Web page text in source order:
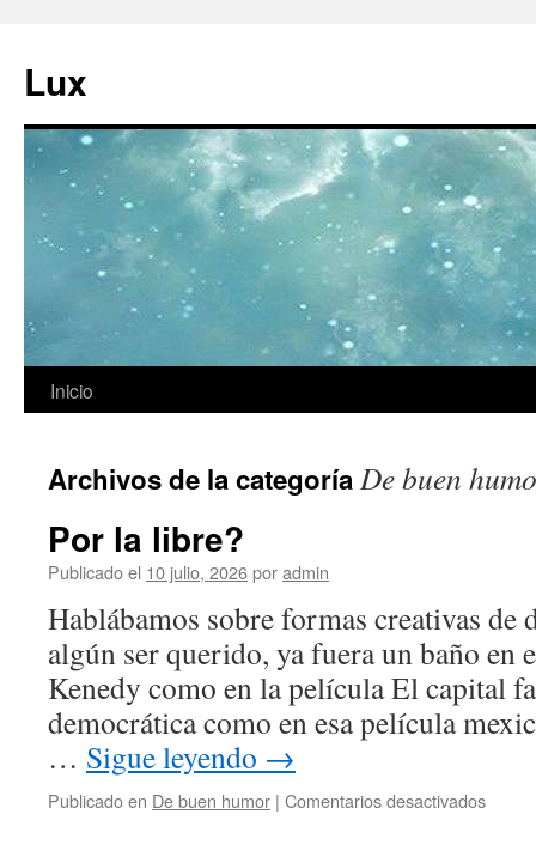
contenido
Lux
Inicio
Archivos de la categoríaDe buen
Por la libre?
Publicado el 10 julio, 2026poradmin
Hablábamos sobre formas creativas de
algún ser querido, ya fuera un baño en
Kenedy como en la película El capital
democrática como en esa película
… Sigue leyendo →
Publicado en De buen humor | Comentarios desactivadosen